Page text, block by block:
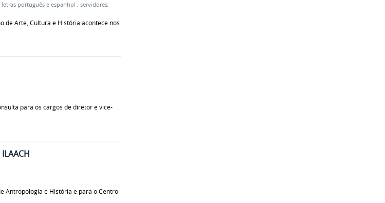
letras português e espanhol , servidores,
de Arte, Cultura e História acontece nos
para os cargos de diretor e vice-
Antropologia e História e para o Centro